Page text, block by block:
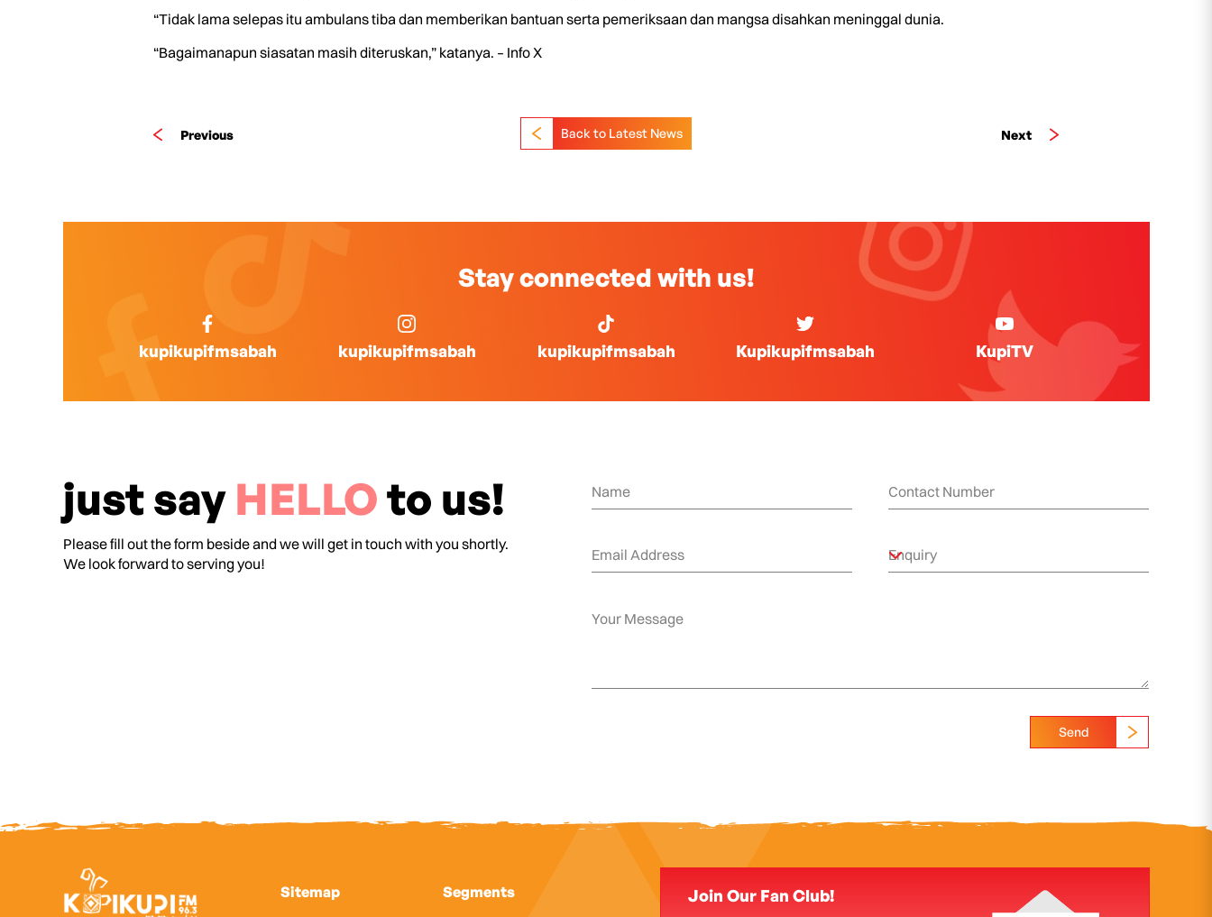
“Tidak lama selepas itu ambulans tiba dan memberikan bantuan serta pemeriksaan dan mangsa disahkan meninggal dunia.
“Bagaimanapun siasatan masih diteruskan,” katanya. – Info X
Previous Next
Back to Latest News
Stay connected with us!
kupikupifmsabah kupikupifmsabah kupikupifmsabah Kupikupifmsabah KupiTV
just say HELLOto us!
Please fill out the form beside and we will get in touch with you shortly.
We look forward to serving you!
Send
Sitemap Segments Join Our Fan Club!